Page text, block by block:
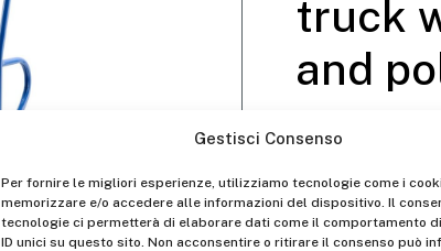
Gestisci Consenso
Per fornire le migliori esperienze, utilizziamo tecnologie come i
memorizzare e/o accedere alle informazioni del dispositivo. Il
tecnologie ci permetterà di elaborare dati come il comportamento
ID unici su questo sito. Non acconsentire o ritirare il consenso può
truck
and
Steel
Manufacturer -